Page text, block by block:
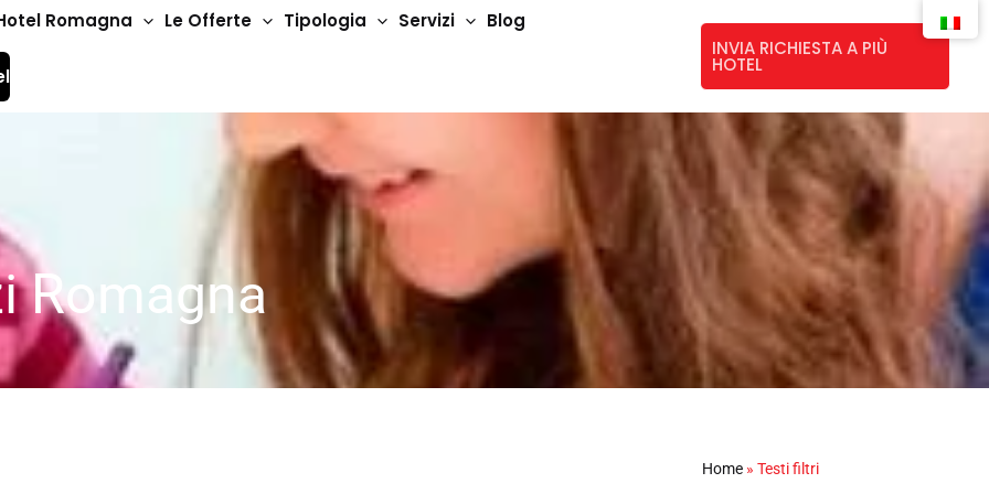
Romagna Le Offerte Tipologia Servizi Blog
INVIA RICHIESTA A PIÙ
HOTEL
Romagna
Home » Testi filtri